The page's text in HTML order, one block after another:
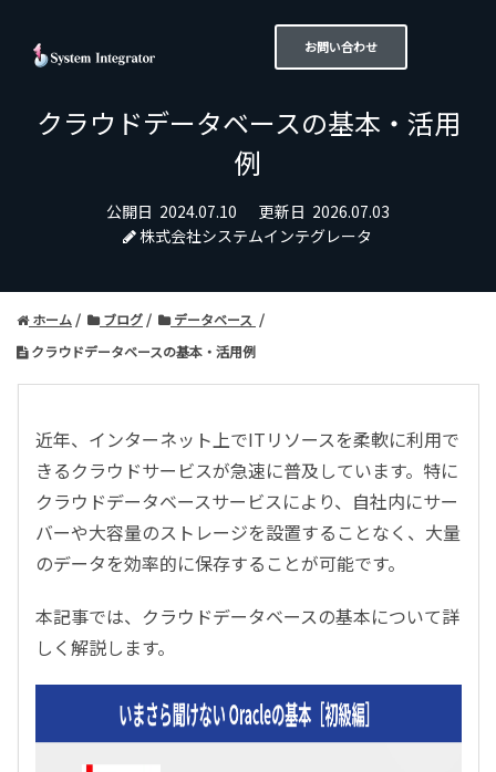
お問い合わせ
クラウドデータベースの基本・活用
例
公開日 2024.07.10 更新日 2026.07.03
株式会社システムインテグレータ
ホーム ブログ
データベース
クラウドデータベースの基本・活用例
近年、インターネット上でITリソースを柔軟に利用で
きるクラウドサービスが急速に普及しています。特に
クラウドデータベースサービスにより、自社内にサー
バーや大容量のストレージを設置することなく、大量
のデータを効率的に保存することが可能です。
本記事では、クラウドデータベースの基本について詳
しく解説します。